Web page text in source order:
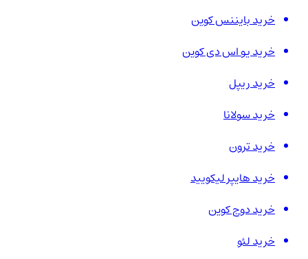
خرید بایننس کوین
خرید یو اس دی کوین
خرید ریپل
خرید سولانا
خرید ترون
خرید هایپر لیکویید
خرید دوج کوین
خرید لئو